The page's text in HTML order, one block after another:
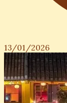
13/01/2026